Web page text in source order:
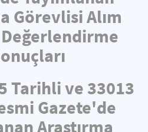
Görevlisi Alım
Değerlendirme
Tarihli ve 33013
Gazete'de
Araştırma